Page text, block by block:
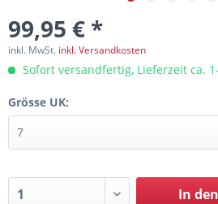
99,95 € *
inkl. MwSt. inkl. Versandkosten
Sofort versandfertig, Lieferzeit ca.
Grösse UK:
In den